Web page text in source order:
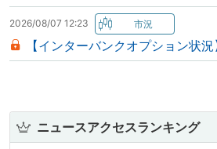
2026/08/07 12:23
【インターバンクオプション状況
ニュースアクセスランキング